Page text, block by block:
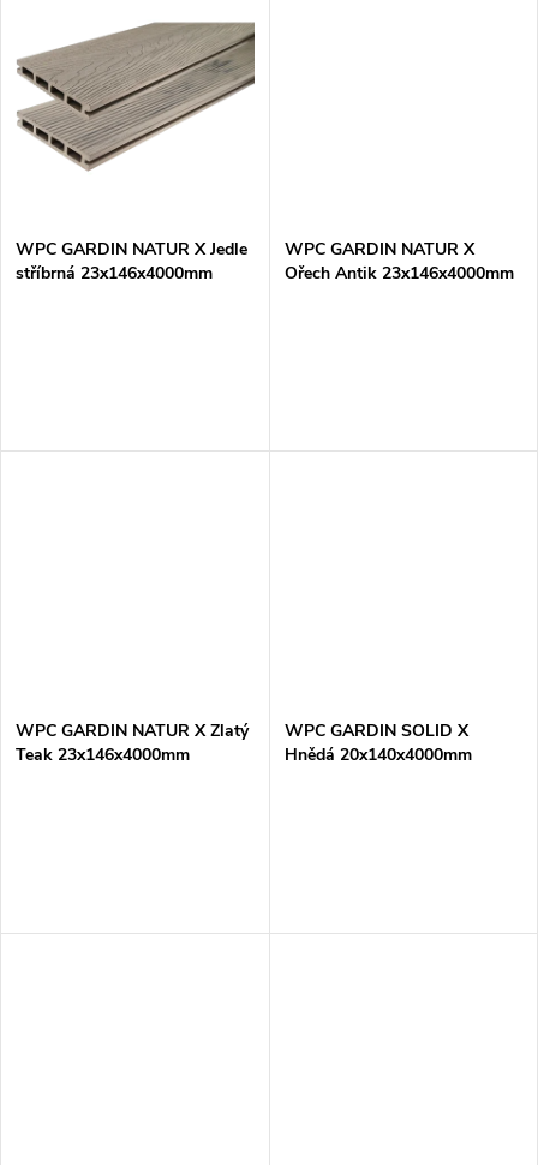
k
t
u
k
ů
WPC GARDIN NATUR X Jedle
stříbrná 23x146x4000mm
WPC GARDIN NATUR X
Ořech Antik 23x146x4000mm
WPC GARDIN NATUR X Zlatý
Teak 23x146x4000mm
WPC GARDIN SOLID X
Hnědá 20x140x4000mm